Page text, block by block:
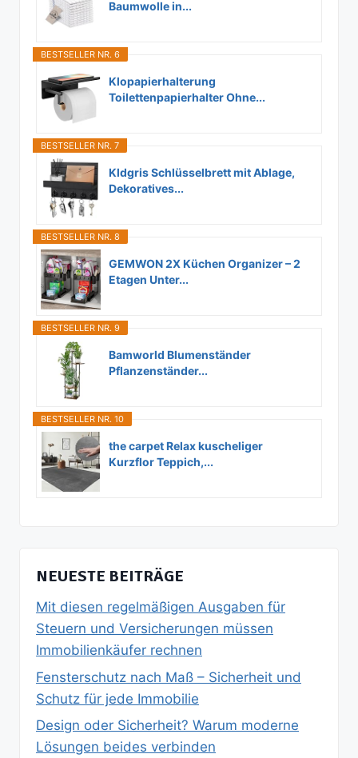
Baumwolle in...
BESTSELLER NR. 6
Klopapierhalterung
Toilettenpapierhalter Ohne...
BESTSELLER NR. 7
Kldgris Schlüsselbrett mit Ablage,
Dekoratives...
BESTSELLER NR. 8
GEMWON 2X Küchen Organizer – 2
Etagen Unter...
BESTSELLER NR. 9
Bamworld Blumenständer
Pflanzenständer...
BESTSELLER NR. 10
the carpet Relax kuscheliger
Kurzflor Teppich,...
NEUESTE BEITRÄGE
Mit diesen regelmäßigen Ausgaben für
Steuern und Versicherungen müssen
Immobilienkäufer rechnen
Fensterschutz nach Maß – Sicherheit und
Schutz für jede Immobilie
Design oder Sicherheit? Warum moderne
Lösungen beides verbinden